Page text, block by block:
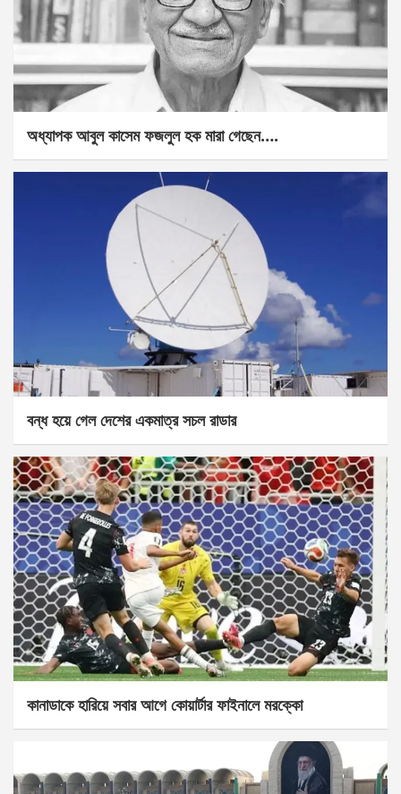
অধ্যাপক আবুল কাসেম ফজলুল হক মারা গেছেন….
বন্ধ হয়ে গেল দেশের একমাত্র সচল রাডার
কানাডাকে হারিয়ে সবার আগে কোয়ার্টার ফাইনালে মরক্কো